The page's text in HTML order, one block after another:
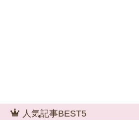
人気記事BEST5